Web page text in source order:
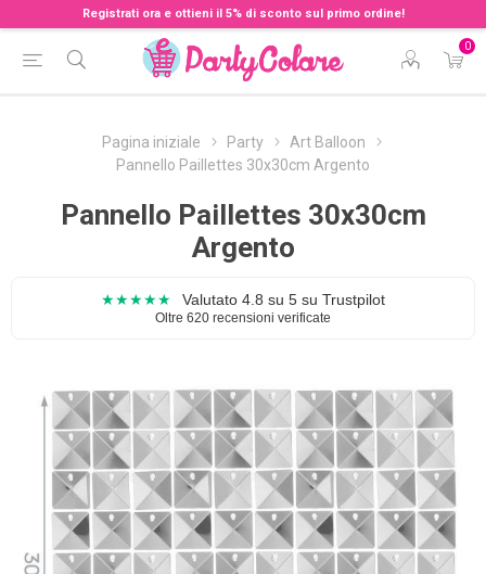
Registrati ora e ottieni il 5% di sconto sul primo ordine!
0
Pagina iniziale Party
Art Balloon
Pannello Paillettes 30x30cm Argento
Pannello Paillettes 30x30cm
Argento
★★★★★ Valutato 4.8 su 5 su Trustpilot
Oltre 620 recensioni verificate